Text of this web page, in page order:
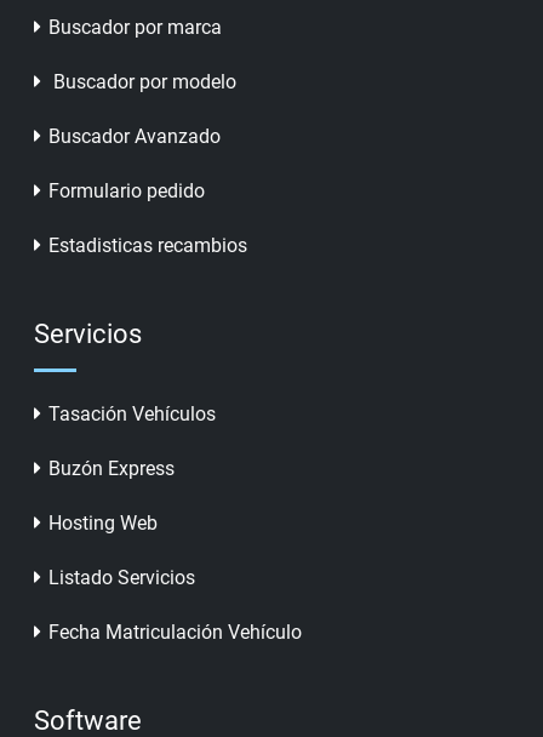
Buscador por marca
Buscador por modelo
Buscador Avanzado
Formulario pedido
Estadisticas recambios
Servicios
Tasación Vehículos
Buzón Express
Hosting Web
Listado Servicios
Fecha Matriculación Vehículo
Software